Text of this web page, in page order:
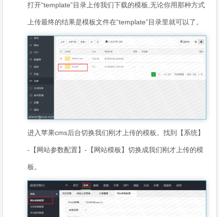
打开“template”目录上传我们下载的模板,无论你用那种方式
上传最终的结果是模板文件在“template”目录里就可以了。
进入苹果cms后台切换我们刚才上传的模板。找到【系统】
-【网站参数配置】-【网站模板】切换成我们刚才上传的模
板。